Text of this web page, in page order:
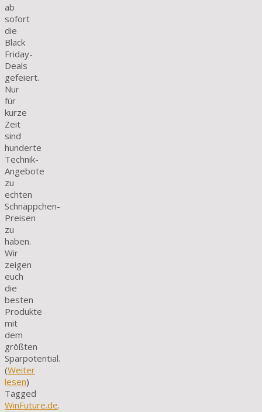
ab
sofort
die
Black
Friday-
Deals
gefeiert.
Nur
für
kurze
Zeit
sind
hunderte
Technik-
Angebote
zu
echten
Schnäppchen-
Preisen
zu
haben.
Wir
zeigen
euch
die
besten
Produkte
mit
dem
größten
Sparpotential.
(Weiter
lesen)
Tagged
WinFuture.de.